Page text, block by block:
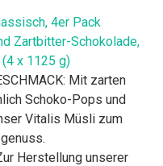
4er Pack
Zartbitter-Schokolade,
x 1125 g)
Mit zarten
Schoko-Pops und
Vitalis Müsli zum
Herstellung unserer